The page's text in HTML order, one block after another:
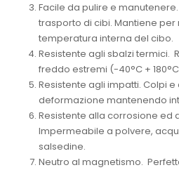
Facile da pulire e
trasporto di cibi. Mantiene
temperatura interna del cibo.
Resistente agli sbalzi termici.
freddo estremi (-40°C +
Resistente agli impatti. Colpi
deformazione mantenendo
Resistente alla corrosione ed
Impermeabile a polvere,
salsedine.
Neutro al magnetismo.